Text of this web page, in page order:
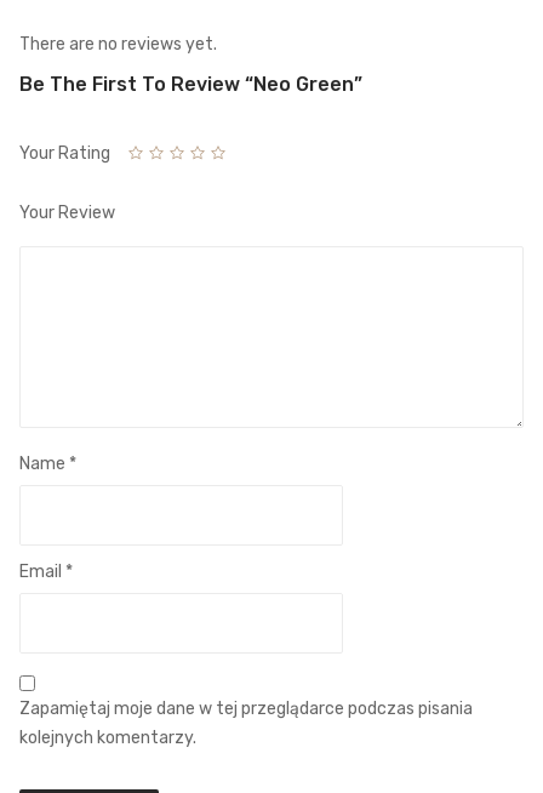
There are no reviews yet.
Be The First To Review “Neo Green”
Your Rating
Your Review
Name *
Email *
Zapamiętaj moje dane w tej przeglądarce podczas pisania
kolejnych komentarzy.